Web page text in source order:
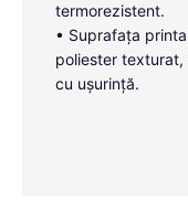
termorezistent.
• Suprafața
poliester texturat,
cu ușurință.